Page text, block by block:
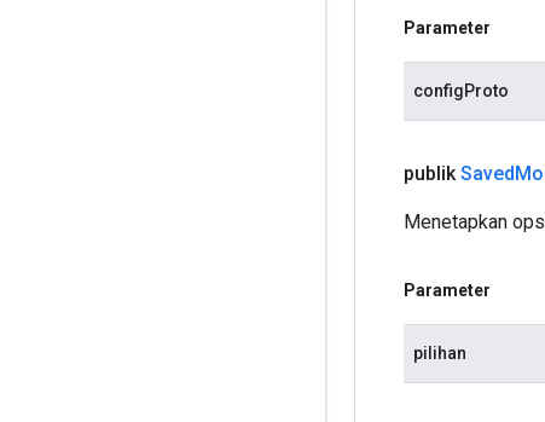
Parameter
configProto
publikSaved
Menetapkan
Parameter
pilihan